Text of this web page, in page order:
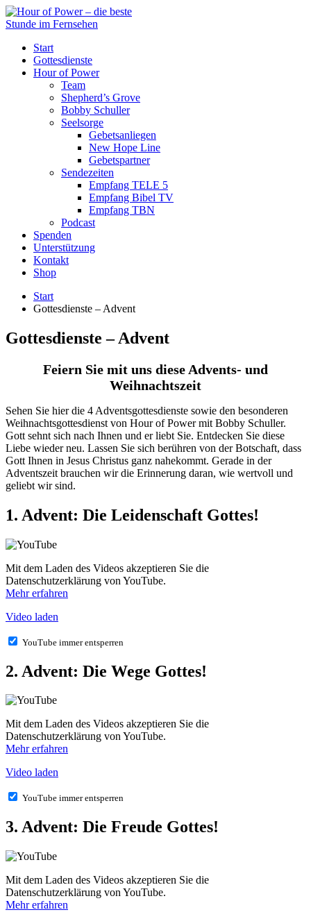
Start
Gottesdienste
Hour of Power
Team
Shepherd’s Grove
Bobby Schuller
Seelsorge
Gebetsanliegen
New Hope Line
Gebetspartner
Sendezeiten
Empfang TELE 5
Empfang Bibel TV
Empfang TBN
Podcast
Spenden
Unterstützung
Kontakt
Shop
Start
Gottesdienste – Advent
Gottesdienste – Advent
Feiern Sie mit uns diese Advents- und
Weihnachtszeit
Sehen Sie hier die 4 Adventsgottesdienste sowie den besonderen
Weihnachtsgottesdienst von Hour of Power mit Bobby Schuller.
Gott sehnt sich nach Ihnen und er liebt Sie. Entdecken Sie diese
Liebe wieder neu. Lassen Sie sich berühren von der Botschaft, dass
Gott Ihnen in Jesus Christus ganz nahekommt. Gerade in der
Adventszeit brauchen wir die Erinnerung daran, wie wertvoll und
geliebt wir sind.
1. Advent: Die Leidenschaft Gottes!
Mit dem Laden des Videos akzeptieren Sie die
Datenschutzerklärung von YouTube.
Mehr erfahren
Video laden
YouTube immer entsperren
2. Advent: Die Wege Gottes!
Mit dem Laden des Videos akzeptieren Sie die
Datenschutzerklärung von YouTube.
Mehr erfahren
Video laden
YouTube immer entsperren
3. Advent: Die Freude Gottes!
Mit dem Laden des Videos akzeptieren Sie die
Datenschutzerklärung von YouTube.
Mehr erfahren